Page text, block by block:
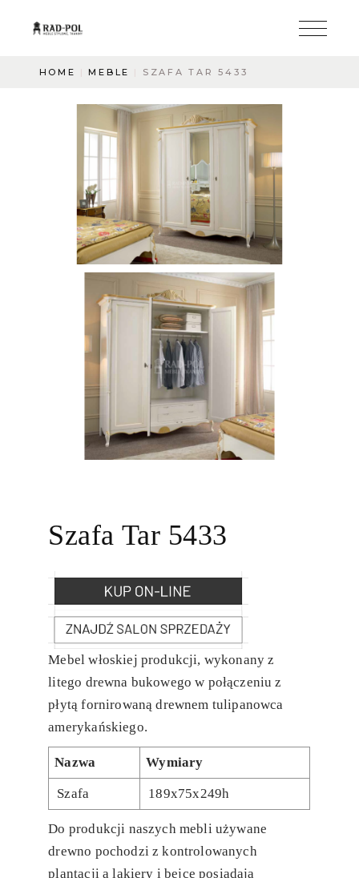
HOME MEBLE SZAFA TAR 5433
Szafa Tar 5433
Mebel włoskiej produkcji, wykonany z
litego drewna bukowego w połączeniu z
płytą fornirowaną drewnem tulipanowca
amerykańskiego.
Nazwa Wymiary
Szafa 189x75x249h
Do produkcji naszych mebli używane
drewno pochodzi z kontrolowanych
plantacji a lakiery i bejce posiadają